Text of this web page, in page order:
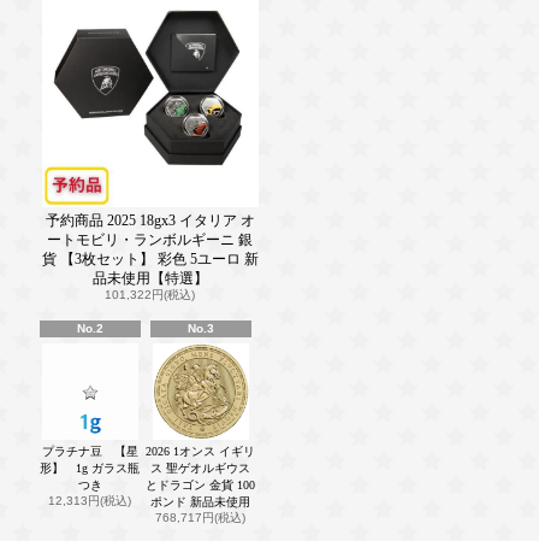
予約商品 2025 18gx3 イタリア オ
ートモビリ・ランボルギーニ 銀
貨 【3枚セット】 彩色 5ユーロ 新
品未使用【特選】
101,322円(税込)
No.2
プラチナ豆 【星
形】 1g ガラス瓶
つき
12,313円(税込)
No.3
2026 1オンス イギリ
ス 聖ゲオルギウス
とドラゴン 金貨 100
ポンド 新品未使用
768,717円(税込)